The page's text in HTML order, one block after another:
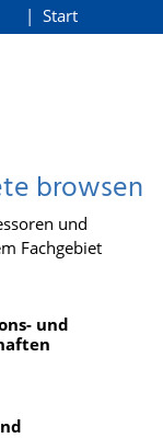
Start
browsen
und
Fachgebiet
und